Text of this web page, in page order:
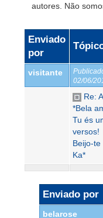
autores. Não
Enviado
por
visitante
02/06/
Re:
*Bela
Tu és
versos!
Beijo-te
Ka*
Enviado por
belarose